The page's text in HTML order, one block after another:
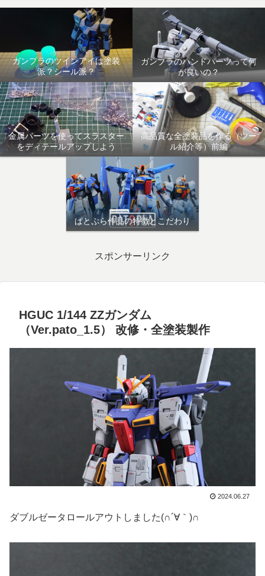
ガンプラのツインアイは塗装
派？シール派？
ガンプラのハンドパーツって何
が良いの？
金属パーツを使ってスラスター
をディテールアップしよう
高品質な全塗装品を作る（ツー
ル紹介等）前編
ぱとぷら作品の特徴とこだわり
スポンサーリンク
HGUC 1/144 ZZガンダム
（Ver.pato_1.5） 改修・全塗装製作
2024.06.27
ダブルゼータロールアウトしました(∩´∀｀)∩